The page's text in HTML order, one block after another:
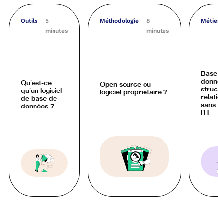
Outils
5
minutes
Qu’est-ce
qu’un logiciel
de base de
données ?
Méthodologie
8
minutes
Open source ou
logiciel propriétaire ?
sans
l’IT